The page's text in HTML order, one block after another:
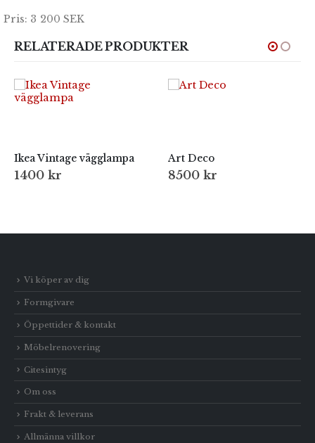
Pris: 3 200 SEK
RELATERADE PRODUKTER
Ikea Vintage vägglampa
1400 kr
Art Deco
8500 kr
Vi köper av dig
Formgivare
Öppettider & kontakt
Möbelrenovering
Citesintyg
Om oss
Frakt & leverans
Allmänna villkor